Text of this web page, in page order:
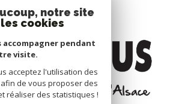
notre site
cookies
accompagner pendant
visite.
acceptez l'utilisation des
de vous proposer des
réaliser des statistiques !